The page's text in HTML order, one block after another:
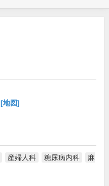
[地図]
産婦人科 糖尿病内科
麻